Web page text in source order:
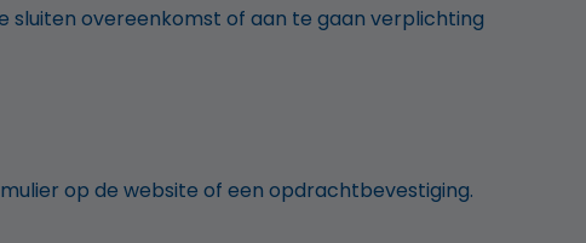
overeenkomst of aan te gaan verplichting
op de website of een opdrachtbevestiging.